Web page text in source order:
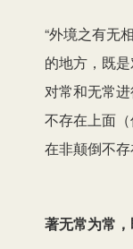
“外境之有无
的地方，既
对常和无常
不存在上面
在非颠倒不存
著无常为常，